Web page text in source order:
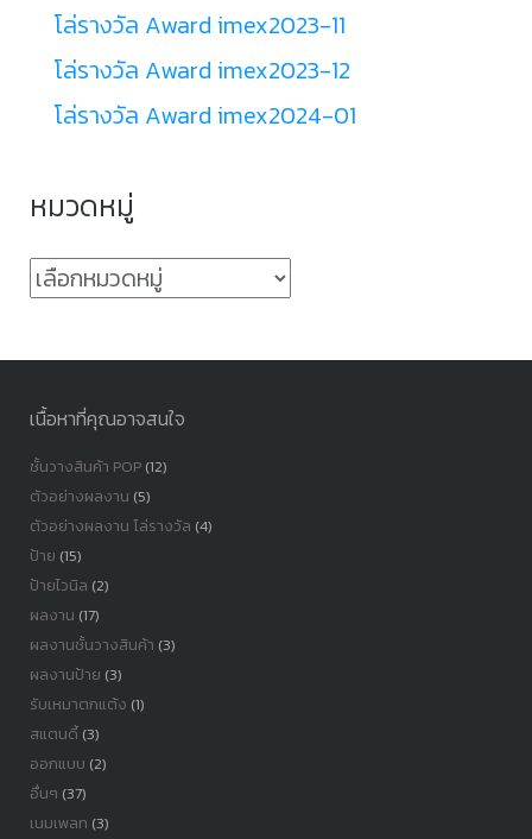
โล่รางวัล Award imex2023-11
โล่รางวัล Award imex2023-12
โล่รางวัล Award imex2024-01
หมวดหมู่
หมวด
เนื้อหาที่คุณอาจสนใจ
ชั้นวางสินค้า POP(12)
ตัวอย่างผลงาน (5)
ตัวอย่างผลงาน โล่รางวัล (4)
ป้าย (15)
ป้ายไวนิล (2)
ผลงาน (17)
ผลงานชั้นวางสินค้า (3)
ผลงานป้าย (3)
รับเหมาตกแต้ง (1)
สแตนดี้(3)
ออกแบบ (2)
อื่นๆ (37)
เนมเพลท (3)